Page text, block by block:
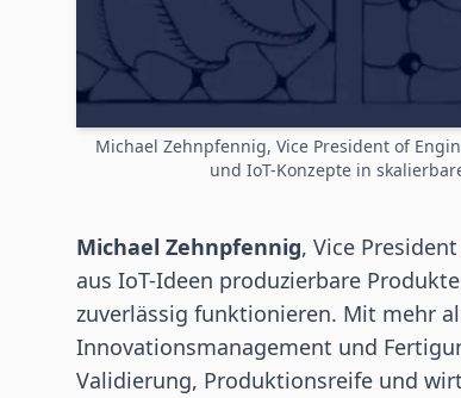
Michael Zehnpfennig, Vice President of
und IoT-Konzepte in
Michael Zehnpfennig, Vice
aus IoT-Ideen produzierbare
zuverlässig funktionieren. Mit mehr
Innovationsmanagement und
Validierung, Produktionsreife und